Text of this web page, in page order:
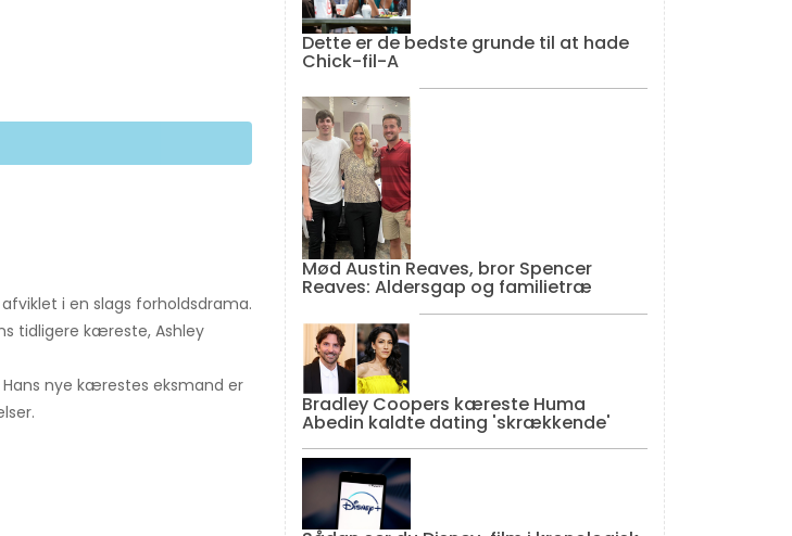
i en slags forholdsdrama.
tidligere kæreste, Ashley
nye kærestes eksmand er
Dette er de bedste grunde til at hade
Chick-fil-A
Mød Austin Reaves, bror Spencer
Reaves: Aldersgap og familietræ
Bradley Coopers kæreste Huma
Abedin kaldte dating 'skrækkende'